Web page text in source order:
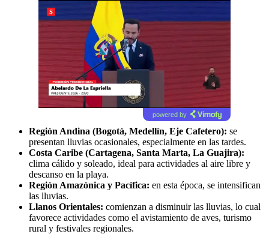
powered by
Región Andina (Bogotá, Medellín, Eje Cafetero): se
presentan lluvias ocasionales, especialmente en las tardes.
Costa Caribe (Cartagena, Santa Marta, La Guajira):
clima cálido y soleado, ideal para actividades al aire libre y
descanso en la playa.
Región Amazónica y Pacífica: en esta época, se intensifican
las lluvias.
Llanos Orientales: comienzan a disminuir las lluvias, lo cual
favorece actividades como el avistamiento de aves, turismo
rural y festivales regionales.